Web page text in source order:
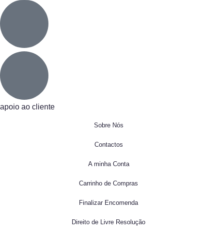
apoio ao cliente
Sobre Nós
Contactos
A minha Conta
Carrinho de Compras
Finalizar Encomenda
Direito de Livre Resolução